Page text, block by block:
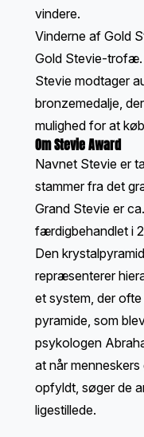
vindere.
Vinderne af Gold
Gold Stevie-trofæ.
Stevie modtager
bronzemedalje,
mulighed for at
Om Stevie Award
Navnet Stevie er
stammer fra det
Grand Stevie er
færdigbehandlet i
Den
repræsenterer
et system, der
pyramide, som
psykologen
at når
opfyldt, søger de
ligestillede.